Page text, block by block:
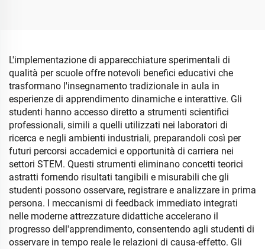
L'implementazione di apparecchiature sperimentali di
qualità per scuole offre notevoli benefici educativi che
trasformano l'insegnamento tradizionale in aula in
esperienze di apprendimento dinamiche e interattive. Gli
studenti hanno accesso diretto a strumenti scientifici
professionali, simili a quelli utilizzati nei laboratori di
ricerca e negli ambienti industriali, preparandoli così per
futuri percorsi accademici e opportunità di carriera nei
settori STEM. Questi strumenti eliminano concetti teorici
astratti fornendo risultati tangibili e misurabili che gli
studenti possono osservare, registrare e analizzare in prima
persona. I meccanismi di feedback immediato integrati
nelle moderne attrezzature didattiche accelerano il
progresso dell'apprendimento, consentendo agli studenti di
osservare in tempo reale le relazioni di causa-effetto. Gli